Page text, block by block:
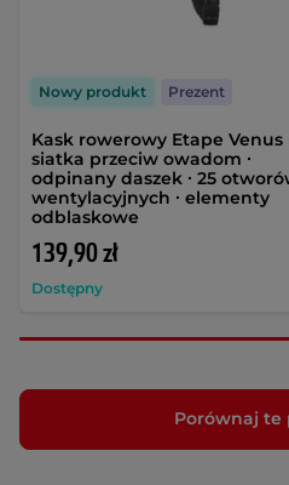
Kask rowerowy Etape Venus
siatka przeciw owadom ∙
odpinany daszek ∙ 25
wentylacyjnych ∙ elementy
odblaskowe
139,90 zł
Dostępny
Nowy produkt Prezent
Porównaj